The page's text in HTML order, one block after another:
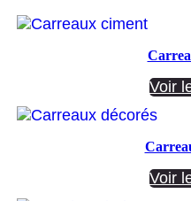
Voir
Voir